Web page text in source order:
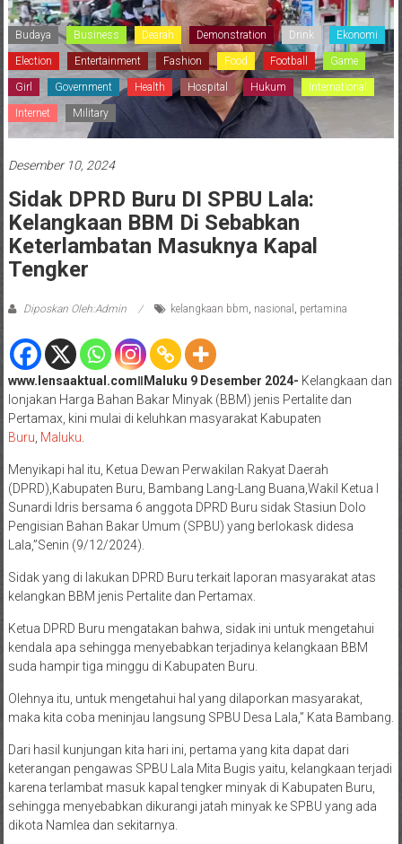
Budaya Business Dearah Demonstration Drink Ekonomi
Election Entertainment Fashion Food Football Game
Girl Government Health Hospital Hukum International
Internet Military
Desember 10, 2024
Sidak DPRD Buru DI SPBU Lala:
Kelangkaan BBM Di Sebabkan
Keterlambatan Masuknya Kapal
Tengker
Diposkan Oleh:Admin kelangkaan bbm nasional pertamina
www.lensaaktual.comǁMaluku 9 Desember 2024- Kelangkaan dan
lonjakan Harga Bahan Bakar Minyak (BBM) jenis Pertalite dan
Pertamax, kini mulai di keluhkan masyarakat Kabupaten
Buru Maluku
Menyikapi hal itu, Ketua Dewan Perwakilan Rakyat Daerah
(DPRD),Kabupaten Buru, Bambang Lang-Lang Buana,Wakil Ketua l
Sunardi Idris bersama 6 anggota DPRD Buru sidak Stasiun Dolo
Pengisian Bahan Bakar Umum (SPBU) yang berlokask didesa
Lala,”Senin (9/12/2024).
Sidak yang di lakukan DPRD Buru terkait laporan masyarakat atas
kelangkan BBM jenis Pertalite dan Pertamax.
Ketua DPRD Buru mengatakan bahwa, sidak ini untuk mengetahui
kendala apa sehingga menyebabkan terjadinya kelangkaan BBM
suda hampir tiga minggu di Kabupaten Buru.
Olehnya itu, untuk mengetahui hal yang dilaporkan masyarakat,
maka kita coba meninjau langsung SPBU Desa Lala,” Kata Bambang.
Dari hasil kunjungan kita hari ini, pertama yang kita dapat dari
keterangan pengawas SPBU Lala Mita Bugis yaitu, kelangkaan terjadi
karena terlambat masuk kapal tengker minyak di Kabupaten Buru,
sehingga menyebabkan dikurangi jatah minyak ke SPBU yang ada
dikota Namlea dan sekitarnya.